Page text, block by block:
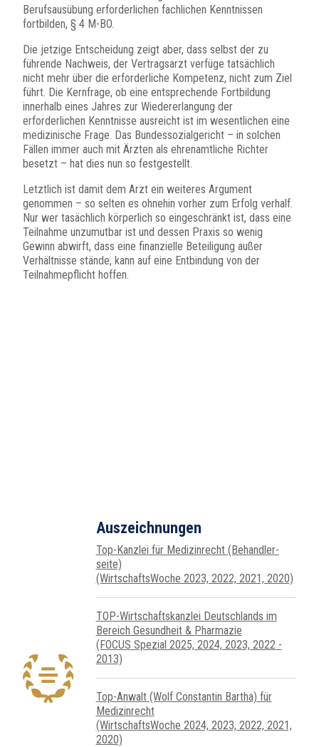
Berufsausübung erforderlichen fachlichen Kenntnissen
fortbilden, § 4 M-BO.
Die jetzige Entscheidung zeigt aber, dass selbst der zu
führende Nachweis, der Vertragsarzt verfüge tatsächlich
nicht mehr über die erforderliche Kompetenz, nicht zum Ziel
führt. Die Kernfrage, ob eine entsprechende Fortbildung
innerhalb eines Jahres zur Wiedererlangung der
erforderlichen Kenntnisse ausreicht ist im wesentlichen eine
medizinische Frage. Das Bundessozialgericht – in solchen
Fällen immer auch mit Ärzten als ehrenamtliche Richter
besetzt – hat dies nun so festgestellt.
Letztlich ist damit dem Arzt ein weiteres Argument
genommen – so selten es ohnehin vorher zum Erfolg verhalf.
Nur wer tasächlich körperlich so eingeschränkt ist, dass eine
Teilnahme unzumutbar ist und dessen Praxis so wenig
Gewinn abwirft, dass eine finanzielle Beteiligung außer
Verhältnisse stände, kann auf eine Entbindung von der
Teilnahmepflicht hoffen.
Auszeichnungen
Top-Kanzlei für Medizin­recht (Behand­ler­
seite)
(WirtschaftsWoche 2023, 2022, 2021, 2020)
TOP-Wirtschafts­kanzlei Deutsch­lands im
Bereich Gesundheit & Pharmazie
(FOCUS Spezial 2025, 2024, 2023, 2022 -
2013)
Top-Anwalt (Wolf Constantin Bartha) für
Medizinrecht
(WirtschaftsWoche 2024, 2023, 2022, 2021,
2020)